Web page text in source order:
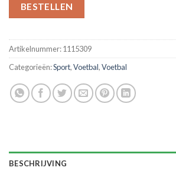
BESTELLEN
Artikelnummer:1115309
Categorieën:Sport,Voetbal,Voetbal
BESCHRIJVING